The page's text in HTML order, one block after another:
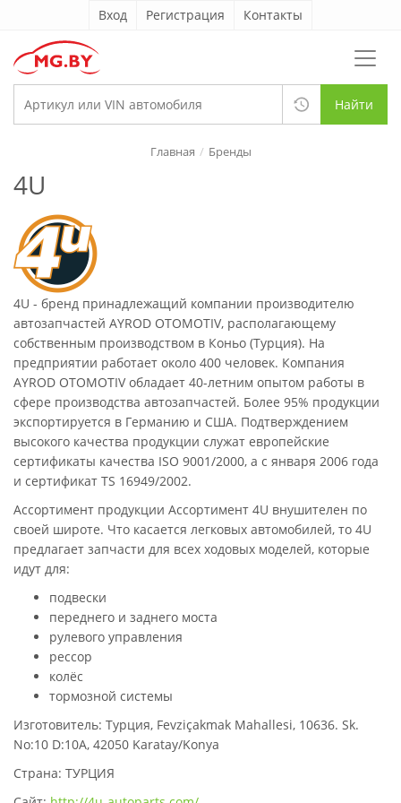
Вход Регистрация Контакты
Найти
4U
Главная Бренды
4U - бренд принадлежащий компании производителю
автозапчастей AYROD OTOMOTIV, располагающему
собственным производством в Коньо (Турция). На
предприятии работает около 400 человек. Компания
AYROD OTOMOTIV обладает 40-летним опытом работы в
сфере производства автозапчастей. Более 95% продукции
экспортируется в Германию и США. Подтверждением
высокого качества продукции служат европейские
сертификаты качества ISO 9001/2000, а с января 2006 года
и сертификат TS 16949/2002.
Ассортимент продукции Ассортимент 4U внушителен по
своей широте. Что касается легковых автомобилей, то 4U
предлагает запчасти для всех ходовых моделей, которые
идут для:
подвески
переднего и заднего моста
рулевого управления
рессор
колёс
тормозной системы
Изготовитель: Турция, Fevziçakmak Mahallesi, 10636. Sk.
No:10 D:10A, 42050 Karatay/Konya
Страна: ТУРЦИЯ